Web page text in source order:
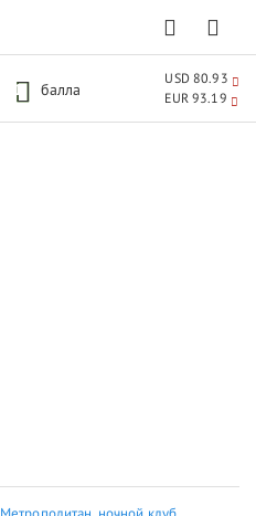
1 балла
USD 80.93
EUR 93.19